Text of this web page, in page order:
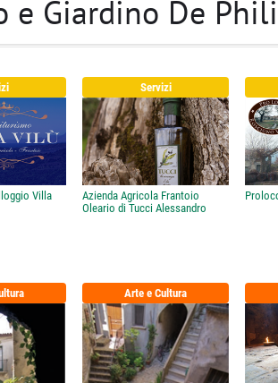
Giardino De
Villa
Servizi
Azienda Agricola Frantoio
Oleario di Tucci Alessandro
Arte e Cultura